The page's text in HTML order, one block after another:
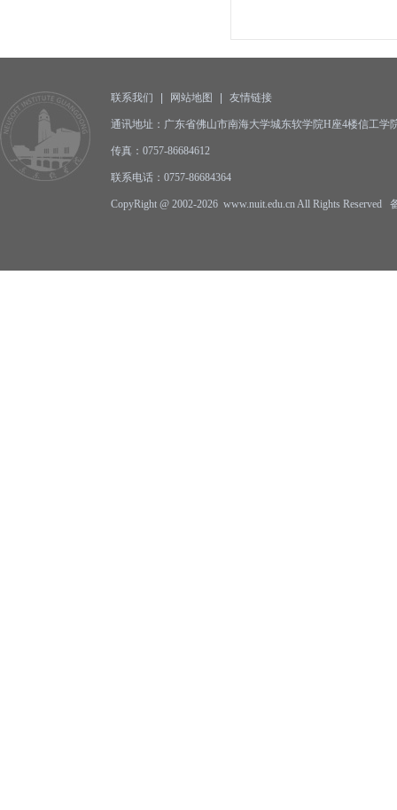
联系我们 网站地图 友情链接
通讯地址：广东省佛山市南海大学城东软学院H座4楼信工
传真：0757-86684612
联系电话：0757-86684364
CopyRight @ 2002-2026 www.nuit.edu.cn All Rights Reserved